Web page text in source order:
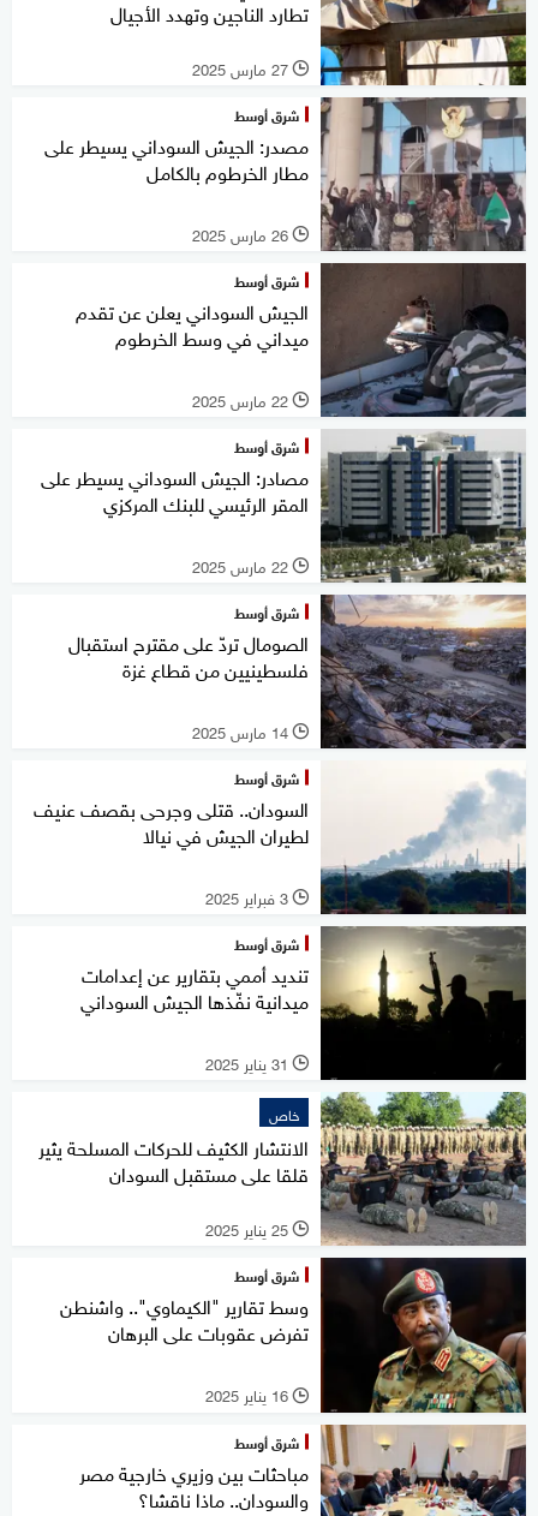
تطارد الناجين وتهدد الأجيال
l 27 مارس 2025
شرق أوسط
مصدر: الجيش السوداني يسيطر على
مطار الخرطوم بالكامل
l 26 مارس 2025
شرق أوسط
الجيش السوداني يعلن عن تقدم
ميداني في وسط الخرطوم
l 22 مارس 2025
شرق أوسط
مصادر: الجيش السوداني يسيطر على
المقر الرئيسي للبنك المركزي
l 22 مارس 2025
شرق أوسط
الصومال تردّ على مقترح استقبال
فلسطينيين من قطاع غزة
l 14 مارس 2025
شرق أوسط
السودان.. قتلى وجرحى بقصف عنيف
لطيران الجيش في نيالا
l 3 فبراير 2025
شرق أوسط
تنديد أممي بتقارير عن إعدامات
ميدانية نفّذها الجيش السوداني
l 31 يناير 2025
خاص
الانتشار الكثيف للحركات المسلحة يثير
قلقا على مستقبل السودان
l 25 يناير 2025
شرق أوسط
وسط تقارير "الكيماوي".. واشنطن
تفرض عقوبات على البرهان
l 16 يناير 2025
شرق أوسط
مباحثات بين وزيري خارجية مصر
والسودان.. ماذا ناقشا؟